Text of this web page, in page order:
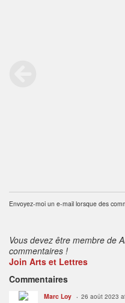
Envoyez-moi un e-mail lorsque des
Vous devez être membre de
commentaires !
Join Arts et Lettres
Commentaires
Marc Loy 26 août 2023